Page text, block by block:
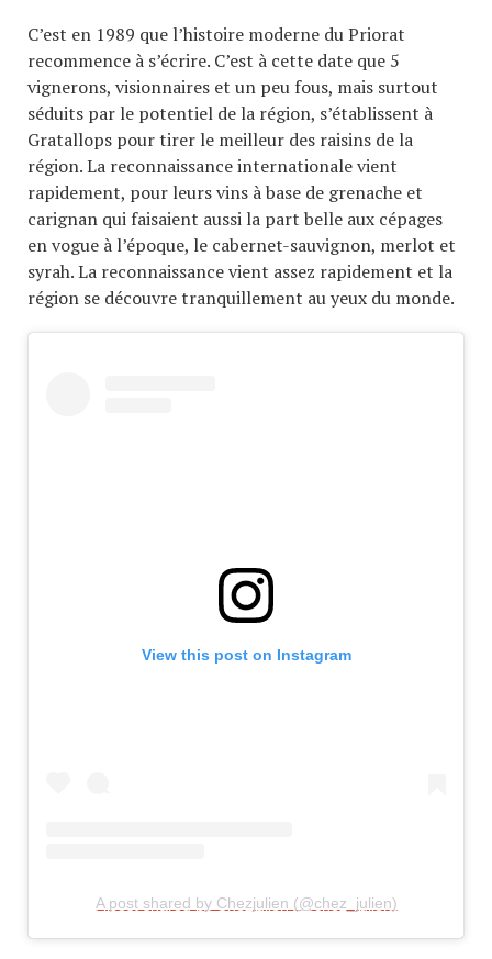
C’est en 1989 que l’histoire moderne du Priorat
recommence à s’écrire. C’est à cette date que 5
vignerons, visionnaires et un peu fous, mais surtout
séduits par le potentiel de la région, s’établissent à
Gratallops pour tirer le meilleur des raisins de la
région. La reconnaissance internationale vient
rapidement, pour leurs vins à base de grenache et
carignan qui faisaient aussi la part belle aux cépages
en vogue à l’époque, le cabernet-sauvignon, merlot et
syrah. La reconnaissance vient assez rapidement et la
région se découvre tranquillement au yeux du monde.
View this post on Instagram
A post shared by Chezjulien (@chez_julien)